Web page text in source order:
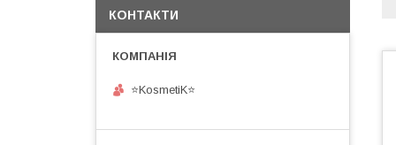
КОНТАКТИ
⭐KosmetiK⭐